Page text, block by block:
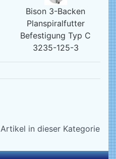
Bison 3-Backen
Planspiralfutter
Befestigung Typ C
3235-125-3
Artikel in dieser Kategorie